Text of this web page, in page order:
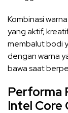
Kombinasi
yang aktif,
membalut bodi
dengan warna
bawa saat
Performa
Intel Core